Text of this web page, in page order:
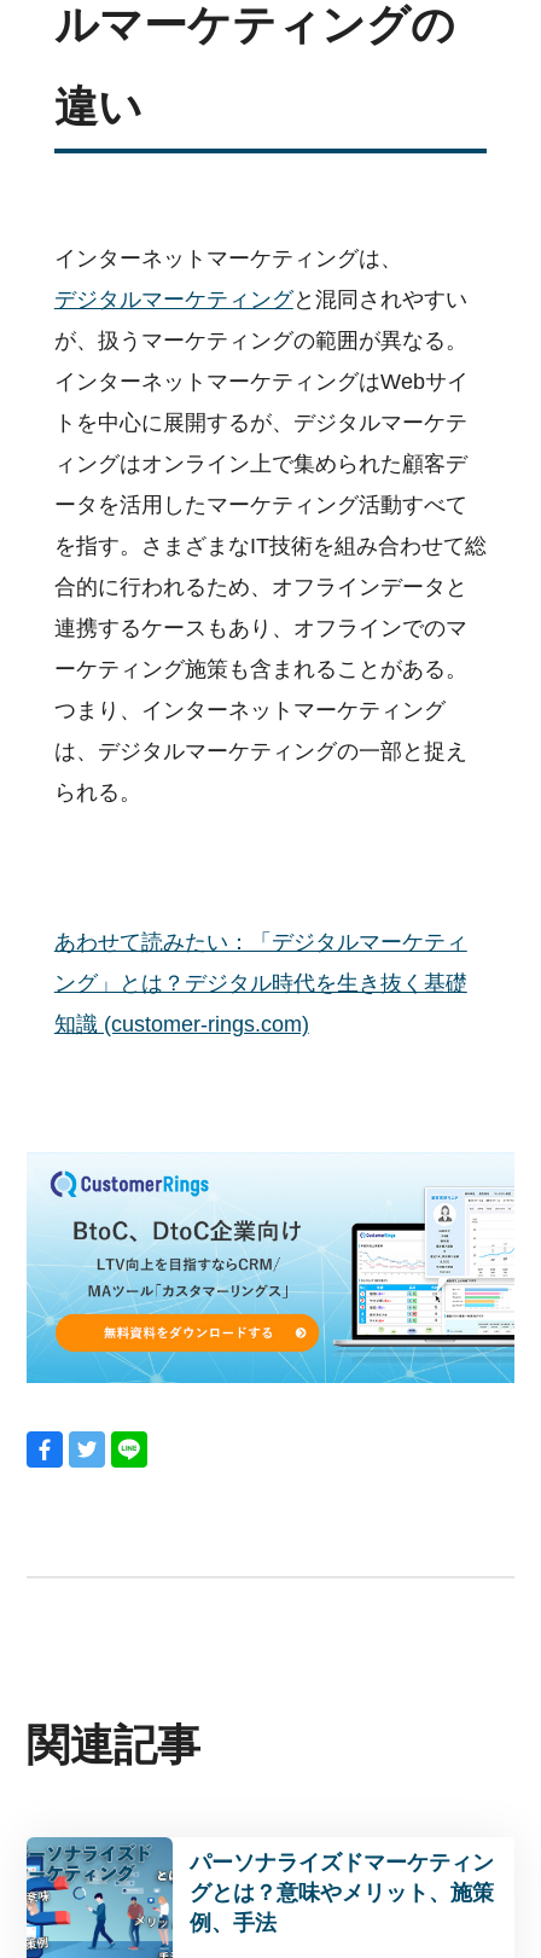
ルマーケティングの
違い
インターネットマーケティングは、
デジタルマーケティングと混同されやすい
が、扱うマーケティングの範囲が異なる。
インターネットマーケティングはWebサイ
トを中心に展開するが、デジタルマーケテ
ィングはオンライン上で集められた顧客デ
ータを活用したマーケティング活動すべて
を指す。さまざまなIT技術を組み合わせて総
合的に行われるため、オフラインデータと
連携するケースもあり、オフラインでのマ
ーケティング施策も含まれることがある。
つまり、インターネットマーケティング
は、デジタルマーケティングの一部と捉え
られる。
あわせて読みたい：「デジタルマーケティ
ング」とは？デジタル時代を生き抜く基礎
知識 (customer-rings.com)
関連記事
パーソナライズドマーケティン
グとは？意味やメリット、施策
例、手法